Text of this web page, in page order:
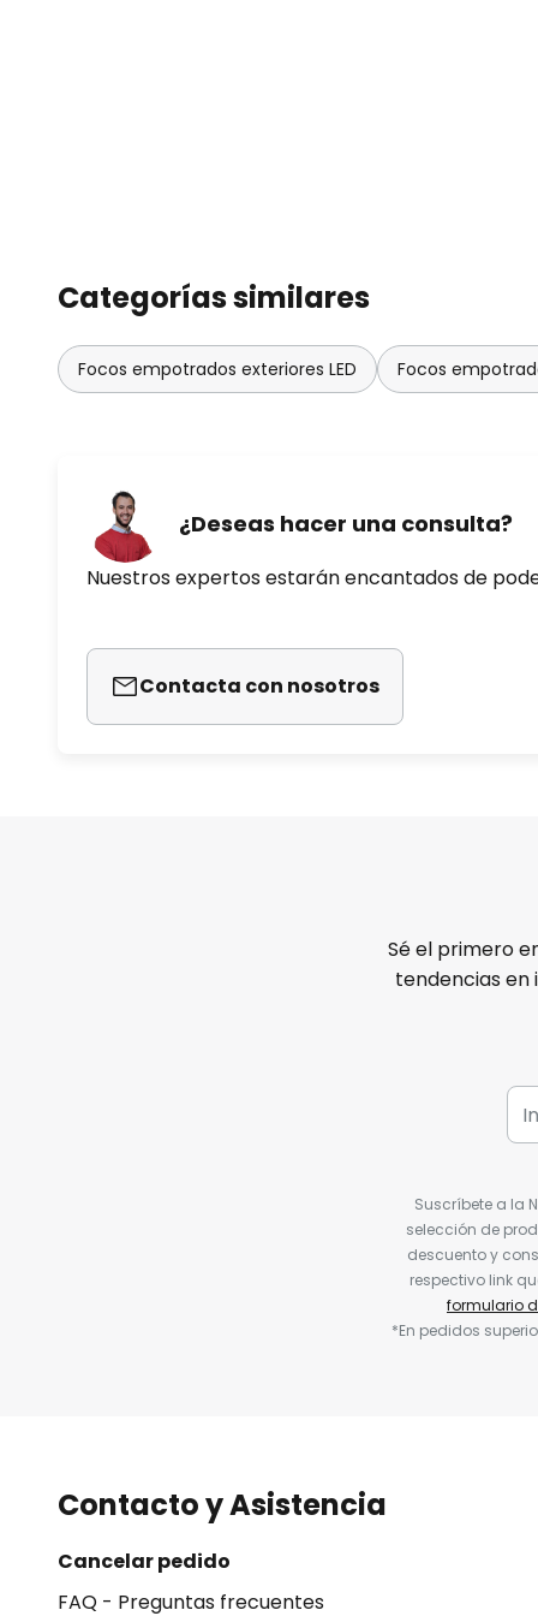
Categorías similares
Focos empotrados exteriores LED Focos
¿Deseas hacer una consulta?
Nuestros expertos estarán encantados de
Contacta con nosotros
Sé el primero
tendencias en
Suscríbete a la
selección de
descuento y
respectivo link
formulario
*En pedidos
Contacto y Asistencia
Cancelar pedido
FAQ - Preguntas frecuentes